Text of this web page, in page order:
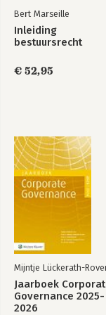
Zoonotic Disease
Joanne Scott 105
European
reflections
Richard Macrory 117
The Pursuit of
Een wereld op zich
Van collectief
Jan Berend Wezeman
Bert Marseille
Inleiding
bestuursrecht
€ 52,95
Mijntje Lückerath-
Jaarboek
Governance 2025-
2026